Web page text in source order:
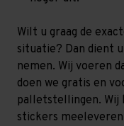
Wilt u graag de
situatie? Dan dient
nemen. Wij voeren
doen we gratis en
palletstellingen. Wij
stickers